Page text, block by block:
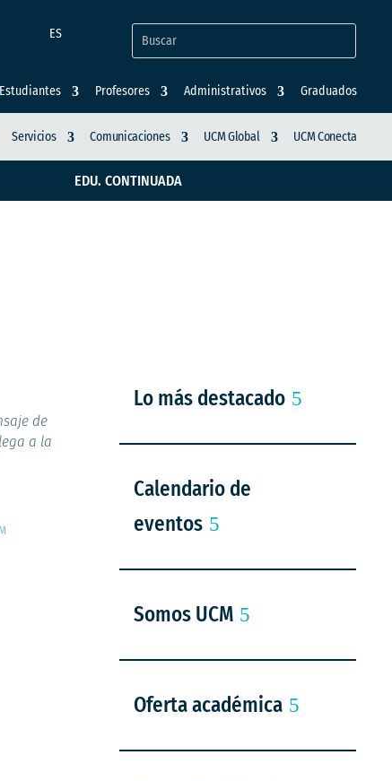
ES
Estudiantes Profesores Administrativos Graduados
Servicios Comunicaciones UCM Global UCM Conecta
EDU. CONTINUADA
de
a la
Lo más destacado
Calendario de
eventos
Somos UCM
Oferta académica